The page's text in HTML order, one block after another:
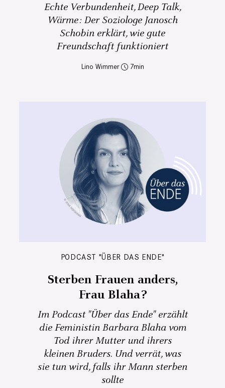
Echte Verbundenheit, Deep Talk,
Wärme: Der Soziologe Janosch
Schobin erklärt, wie gute
Freundschaft funktioniert
Lino Wimmer 7
PODCAST "ÜBER DAS ENDE"
Sterben Frauen anders,
Frau Blaha?
Im Podcast "Über das Ende" erzählt
die Feministin Barbara Blaha vom
Tod ihrer Mutter und ihrers
kleinen Bruders. Und verrät, was
sie tun wird, falls ihr Mann sterben
sollte